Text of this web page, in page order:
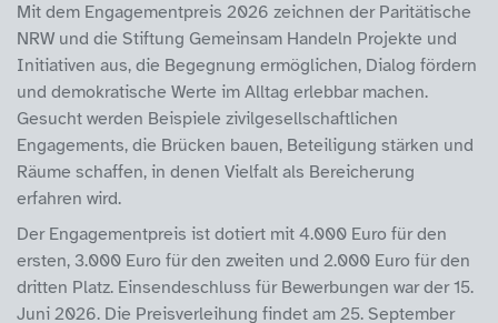
Mit dem Engagementpreis 2026 zeichnen der Paritätische
NRW und die Stiftung Gemeinsam Handeln Projekte und
Initiativen aus, die Begegnung ermöglichen, Dialog fördern
und demokratische Werte im Alltag erlebbar machen.
Gesucht werden Beispiele zivilgesellschaftlichen
Engagements, die Brücken bauen, Beteiligung stärken und
Räume schaffen, in denen Vielfalt als Bereicherung
erfahren wird.
Der Engagementpreis ist dotiert mit 4.000 Euro für den
ersten, 3.000 Euro für den zweiten und 2.000 Euro für den
dritten Platz. Einsendeschluss für Bewerbungen war der 15.
Juni 2026. Die Preisverleihung findet am 25. September